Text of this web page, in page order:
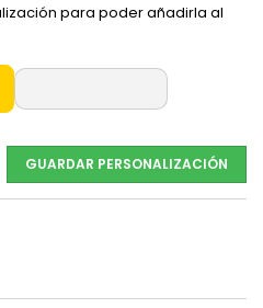
para poder añadirla al
GUARDAR PERSONALIZACIÓN